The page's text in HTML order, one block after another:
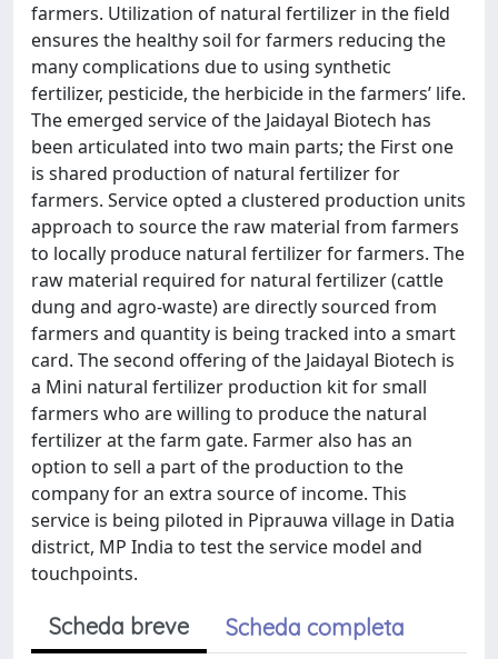
farmers. Utilization of natural fertilizer in the field
ensures the healthy soil for farmers reducing the
many complications due to using synthetic
fertilizer, pesticide, the herbicide in the farmers’ life.
The emerged service of the Jaidayal Biotech has
been articulated into two main parts; the First one
is shared production of natural fertilizer for
farmers. Service opted a clustered production units
approach to source the raw material from farmers
to locally produce natural fertilizer for farmers. The
raw material required for natural fertilizer (cattle
dung and agro-waste) are directly sourced from
farmers and quantity is being tracked into a smart
card. The second offering of the Jaidayal Biotech is
a Mini natural fertilizer production kit for small
farmers who are willing to produce the natural
fertilizer at the farm gate. Farmer also has an
option to sell a part of the production to the
company for an extra source of income. This
service is being piloted in Piprauwa village in Datia
district, MP India to test the service model and
touchpoints.
Scheda breve Scheda completa